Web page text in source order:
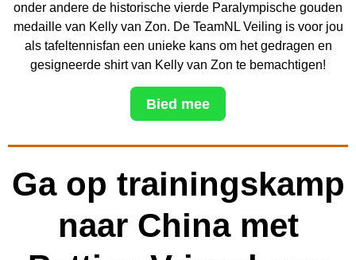
onder andere de historische vierde Paralympische gouden
medaille van Kelly van Zon. De TeamNL Veiling is voor jou
als tafeltennisfan een unieke kans om het gedragen en
gesigneerde shirt van Kelly van Zon te bemachtigen!
Bied mee
Ga op trainingskamp
naar China met